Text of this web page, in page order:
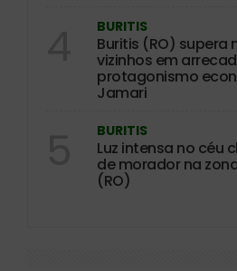
BURITIS
Buritis (RO) supera
vizinhos em
protagonismo
Jamari
BURITIS
Luz intensa no céu
de morador na
(RO)